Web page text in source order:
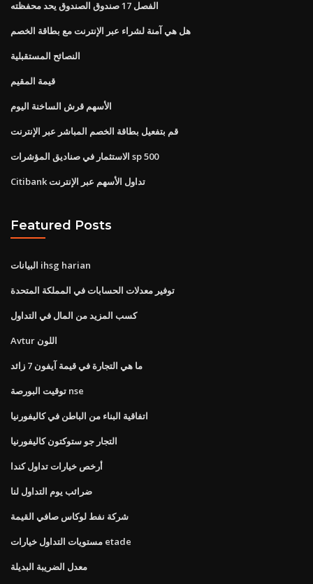
الفصل 17 صندوق الصندوق يحد محفظته
هل هي آمنة لشراء عبر الإنترنت مع بطاقة الخصم
النصائح المستقبلية
قيمة المقيم
الأسهم قرش الساخنة اليوم
قم بتفعيل بطاقة الخصم المباشر عبر الإنترنت
الاستثمار في صناديق المؤشرات sp 500
Citibank تداول الأسهم عبر الإنترنت
Featured Posts
البيانات ihsg harian
توفير معدلات الحسابات في المملكة المتحدة
كسب المزيد من المال في التداول
Avtur اللون
ما هي التجارة في قيمة آيفون 7 زائد
توقيت البورصة nse
اتفاقية البناء من الباطن في كاليفورنيا
التجار جو ستوكتون كاليفورنيا
أرخص خيارات تداول كندا
ضرائب يوم التداول لنا
شركة نفط لوكاس صافي القيمة
مستويات التداول خيارات etade
معدل الضريبة البديلة